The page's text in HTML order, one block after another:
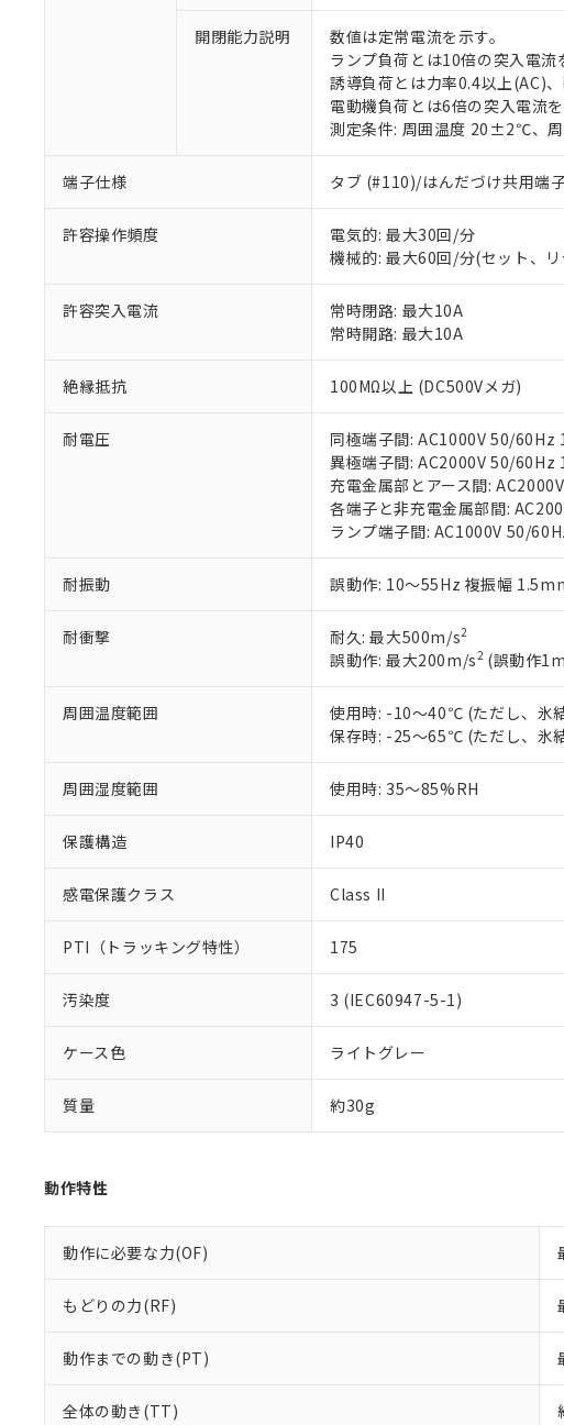
開閉能力説明
数値は定常電流を示す。
ランプ負荷とは10倍の突入電流
誘導負荷とは力率0.4以上(AC)
電動機負荷とは6倍の突入電流を
測定条件: 周囲温度 20±2℃、
端子仕様 タブ (#110)/はんだづけ共用端
許容操作頻度
電気的: 最大30回/分
機械的: 最大60回/分(セット、
許容突入電流
常時閉路: 最大10A
常時開路: 最大10A
絶縁抵抗 100MΩ以上 (DC500Vメガ)
耐電圧
同極端子間: AC1000V 50/60Hz
異極端子間: AC2000V 50/60Hz
充電金属部とアース間:
各端子と非充電金属部間:
ランプ端子間: AC1000V 50/
耐振動 誤動作: 10～55Hz 複振幅
耐衝撃 耐久: 最大500m/s2
誤動作: 最大200m/s2(誤動作
周囲温度範囲
使用時: -10～40℃ (ただし、氷
保存時: -25～65℃ (ただし、氷
周囲湿度範囲 使用時: 35～85%RH
保護構造 IP40
感電保護クラス Class II
PTI（トラッキング特性） 175
汚染度 3 (IEC60947-5-1)
ケース色 ライトグレー
質量 約30g
動作特性
動作に必要な力(OF)
もどりの力(RF)
動作までの動き(PT)
全体の動き(TT)
ご利用条件
以下の条件をお読みいただ
本サービスは、当社制
くものです。
当社制御機器事業取扱
在庫状況および標準価
のであり、閲覧された
い。
正式な納期状況および
当社販売員にご相談く
オムロン制御機器販売
在庫状況および標準価
す。
マイパーツ機能（部品
ている必要があります。
お客様が当ウェブサイ
さい。
※当社の共同利用者と
いる法人を指します。
※1 対応状況
対応済み：EU RoHS指
対応予定：EU RoHS指令（
対応予定なし：EU RoHS指
調査・確認中：EU RoHS指
非該当品：ライセンス料な
仕入先様の事情により、非
*EU RoHS指令（10物質）：
鉛(Pb) 1000ppm以下、 水銀(Hg)
ル（DBP） 1000ppm以下、フタル
但し、RoHS指令で産業用監視およ
フタル酸エステル類の４物質につい
※2 対応予定月
部品在庫の切り替え状況な
※3 非含有証明書ダウン
下記の非含有証明書をダウ
EU RoHS指令（10物質）の
51物質の非含有証明書（当
※本証明書は発行日時点で非
また、RoHS指令のフタル
混在することから備考欄に
り割愛しております。
※1 中国RoHS○×表
「○」：最大均質材料含有率
「×」：最大均質材料含有率
「－」：未確認です。当社
*中国RoHS10物質の基準値 (GB/
Pb(鉛) :1000ppm、 Hg(水銀) :
Cr(Ⅵ)(六価クロム) : 1000ppm、
DBP(フタル酸ジブチル) : 1000ppm
※2 環境保護使用期限
「ｅ」：有害物質（10物質
「10」：通常の使用状況下
味します。
「－」：未確認です。当社
当社は、これら貴社製
う）を輸出または国外
当社は規制貨物を破棄
ます。
当社は貴社製品を、核
置等に一切使用いたし
当社は、貴社製品を第
また当社は、販売先お
たしません。
記
号
説明
○ 一定数以上の在庫
△ 一定数には満たな
－
在庫なし(最新の在
機器販売店・当社
空
白
受注生産機種、ま